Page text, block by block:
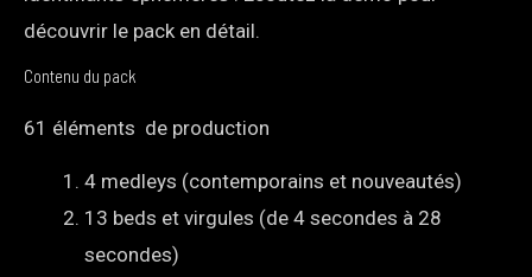
découvrir le pack en détail.
Contenu du pack
61 éléments de production
4 medleys (contemporains et nouveautés)
13 beds et virgules (de 4 secondes à 28
secondes)